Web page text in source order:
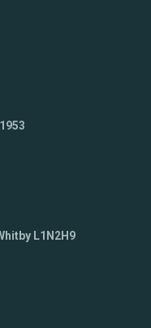
L1N2H9